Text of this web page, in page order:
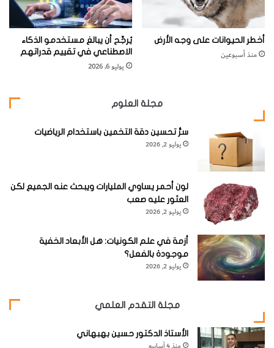
أخطر الحيوانات على وجه الأرض
منذ أسبوعين
يُرجَّح أن يبالغ مستخدمو الذكاء
الاصطناعي في تقييم قدراتهم
يوليو 6, 2026
مجلة العلوم
سرُّ تحسين دقة التخمين باستخدام الرياضيات
يوليو 2, 2026
لون أحمر يساوي المليارات ويبحث عنه الجميع لكن
العثور عليه صعب
يوليو 2, 2026
أزمة في علم الكونيات: هل الأبعاد الخفية
موجودة بالفعل؟
يوليو 2, 2026
مجلة التقدم العلمي
الأستاذ الدكتور حسين بهبهاني